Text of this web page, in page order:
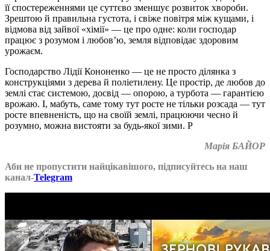
її спостереженнями це суттєво зменшує розвиток хвороби.
Зрештою й правильна густота, і свіже повітря між кущами, і
відмова від зайвої «хімії» — це про одне: коли господар
працює з розумом і любов’ю, земля відповідає здоровим
урожаєм.
Господарство Лідії Кононенко — це не просто ділянка з
конструкціями з дерева й поліетилену. Це простір, де любов до
землі стає системою, досвід — опорою, а турбота — гарантією
врожаю. І, мабуть, саме тому тут росте не тільки розсада — тут
росте впевненість, що на своїй землі, працюючи чесно й
розумно, можна вистояти за будь-якої зими. Р
Марія БАЙОР
Аби не пропустити найцікавішого, підписуйтесь на наш
канал-Telegram